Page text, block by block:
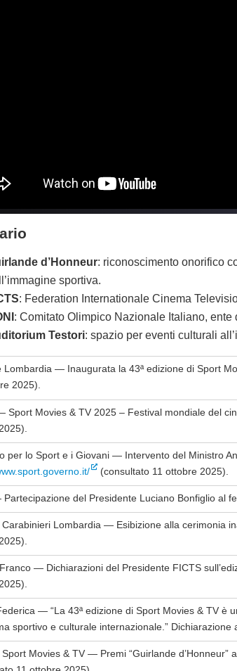
d’Honneur: riconoscimento onorifico
sportiva.
: Federation Internationale Cinema
: Comitato Olimpico Nazionale Italiano,
Testori: spazio per eventi culturali
Lombardia — Inaugurata la 43ª edizione di Sport
2025).
Sport Movies & TV 2025 – Festival mondiale del
per lo Sport e i Giovani — Intervento del Ministro
(consultato 11 ottobre 2025).
del Presidente Luciano Bonfiglio al
Lombardia — Esibizione alla cerimonia
— Dichiarazioni del Presidente FICTS
— “La 43ª edizione di Sport Movies & TV è
sportivo e culturale internazionale.”
Movies & TV — Premi “Guirlande d’Honneur”